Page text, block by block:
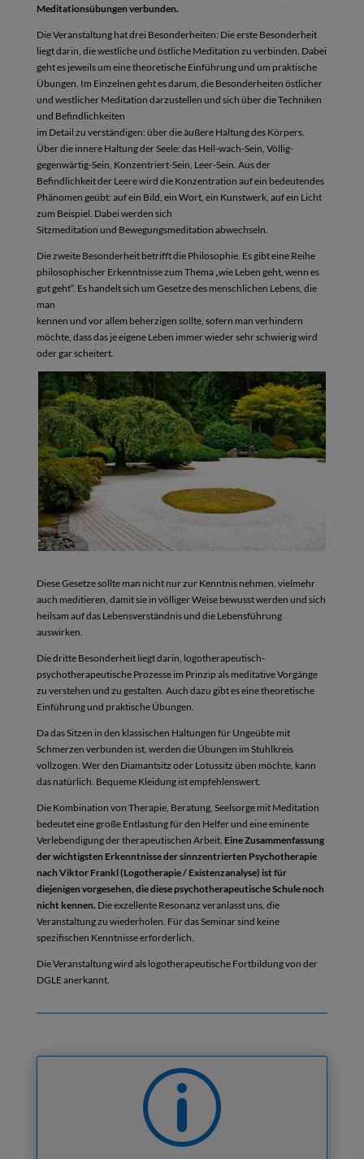
Meditationsübungen verbunden.
Die Veranstaltung hat drei Besonderheiten: Die erste Besonderheit
liegt darin, die westliche und östliche Meditation zu verbinden. Dabei
geht es jeweils um eine theoretische Einführung und um praktische
Übungen. Im Einzelnen geht es darum, die Besonderheiten östlicher
und westlicher Meditation darzustellen und sich über die Techniken
und Befindlichkeiten
im Detail zu verständigen: über die äußere Haltung des Körpers.
Über die innere Haltung der Seele: das Hell-wach-Sein, Völlig-
gegenwärtig-Sein, Konzentriert-Sein, Leer-Sein. Aus der
Befindlichkeit der Leere wird die Konzentration auf ein bedeutendes
Phänomen geübt: auf ein Bild, ein Wort, ein Kunstwerk, auf ein Licht
zum Beispiel. Dabei werden sich
Sitzmeditation und Bewegungsmeditation abwechseln.
Die zweite Besonderheit betrifft die Philosophie. Es gibt eine Reihe
philosophischer Erkenntnisse zum Thema „wie Leben geht, wenn es
gut geht“. Es handelt sich um Gesetze des menschlichen Lebens, die
man
kennen und vor allem beherzigen sollte, sofern man verhindern
möchte, dass das je eigene Leben immer wieder sehr schwierig wird
oder gar scheitert.
Diese Gesetze sollte man nicht nur zur Kenntnis nehmen, vielmehr
auch meditieren, damit sie in völliger Weise bewusst werden und sich
heilsam auf das Lebensverständnis und die Lebensführung
auswirken.
Die dritte Besonderheit liegt darin, logotherapeutisch-
psychotherapeutische Prozesse im Prinzip als meditative Vorgänge
zu verstehen und zu gestalten. Auch dazu gibt es eine theoretische
Einführung und praktische Übungen.
Da das Sitzen in den klassischen Haltungen für Ungeübte mit
Schmerzen verbunden ist, werden die Übungen im Stuhlkreis
vollzogen. Wer den Diamantsitz oder Lotussitz üben möchte, kann
das natürlich. Bequeme Kleidung ist empfehlenswert.
Die Kombination von Therapie, Beratung, Seelsorge mit Meditation
bedeutet eine große Entlastung für den Helfer und eine eminente
Verlebendigung der therapeutischen Arbeit. Eine Zusammenfassung
derwichtigsten Erkenntnisse der sinnzentrierten Psychotherapie
nach Viktor Frankl (Logotherapie / Existenzanalyse) ist für
diejenigen vorgesehen, die diese psychotherapeutische Schule noch
nicht kennen. Die exzellente Resonanz veranlasst uns, die
Veranstaltung zu wiederholen. Für das Seminar sind keine
spezifischen Kenntnisse erforderlich.
Die Veranstaltung wird als logotherapeutische Fortbildung von der
DGLE anerkannt.
p